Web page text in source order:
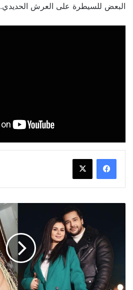
البعض للسيطرة على العرش الحديدي.
شهدها
الفني